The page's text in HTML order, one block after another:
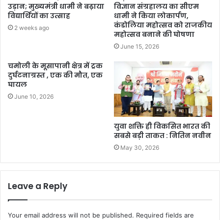
उड़ान; मुख्यमंत्री धामी ने बढ़ाया
विद्यार्थियों का उत्साह
2 weeks ago
विज्ञान संग्रहालय का सीएम
धामी ने किया लोकार्पण,
कंडोलिया महोत्सव को राजकीय
महोत्सव बनाने की घोषणा
June 15, 2026
चमोली के मूसापानी क्षेत्र में ट्रक
दुर्घटनाग्रस्त , एक की मौत, एक
घायल
June 10, 2026
युवा शक्ति ही विकसित भारत की
सबसे बड़ी ताकत : नितिन नवीन
May 30, 2026
Leave a Reply
Your email address will not be published. Required fields are